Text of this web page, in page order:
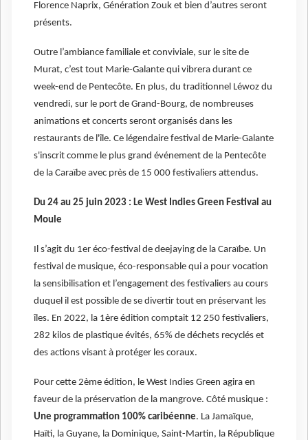
Florence Naprix, Génération Zouk et bien d’autres seront
présents.
Outre l’ambiance familiale et conviviale, sur le site de
Murat, c’est tout Marie-Galante qui vibrera durant ce
week-end de Pentecôte. En plus, du traditionnel Léwoz du
vendredi, sur le port de Grand-Bourg, de nombreuses
animations et concerts seront organisés dans les
restaurants de l'île. Ce légendaire festival de Marie-Galante
s'inscrit comme le plus grand événement de la Pentecôte
de la Caraïbe avec près de 15 000 festivaliers attendus.
Du 24 au 25 juin 2023 : Le West Indies Green Festival au
Moule
Il s’agit du 1er éco-festival de deejaying de la Caraïbe. Un
festival de musique, éco-responsable qui a pour vocation
la sensibilisation et l’engagement des festivaliers au cours
duquel il est possible de se divertir tout en préservant les
îles. En 2022, la 1ère édition comptait 12 250 festivaliers,
282 kilos de plastique évités, 65% de déchets recyclés et
des actions visant à protéger les coraux.
Pour cette 2ème édition, le West Indies Green agira en
faveur de la préservation de la mangrove. Côté musique :
Une programmation 100% caribéenne. La Jamaïque,
Haïti, la Guyane, la Dominique, Saint-Martin, la République